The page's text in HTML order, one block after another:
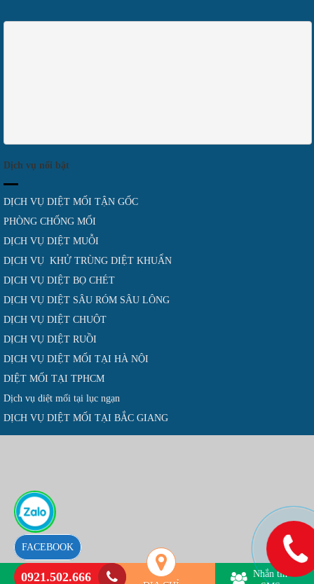
Dịch vụ nổi bật
DỊCH VỤ DIỆT MỐI TẬN GỐC
PHÒNG CHỐNG MỐI
DỊCH VỤ DIỆT MUỖI
DỊCH VỤ KHỬ TRÙNG DIỆT KHUẨN
DỊCH VỤ DIỆT BỌ CHÉT
DỊCH VỤ DIỆT SÂU RÓM SÂU LÔNG
DỊCH VỤ DIỆT CHUỘT
DỊCH VỤ DIỆT RUỒI
DỊCH VỤ DIỆT MỐI TẠI HÀ NỘI
DIỆT MỐI TẠI TPHCM
Dịch vụ diệt mối tại lục ngạn
DỊCH VỤ DIỆT MỐI TẠI BẮC GIANG
Hotline
Nhắn tin
FACEBOOK
0921.502.666